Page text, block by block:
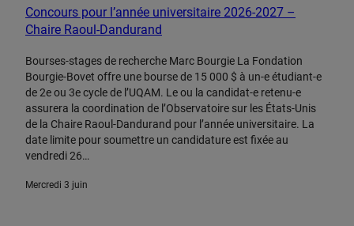
Concours pour l’année universitaire 2026-2027 –
Chaire Raoul-Dandurand
Bourses-stages de recherche Marc Bourgie La Fondation
Bourgie-Bovet offre une bourse de 15 000 $ à un-e étudiant-e
de 2e ou 3e cycle de l’UQAM. Le ou la candidat-e retenu-e
assurera la coordination de l’Observatoire sur les États-Unis
de la Chaire Raoul-Dandurand pour l’année universitaire. La
date limite pour soumettre un candidature est fixée au
vendredi 26…
mercredi 3 juin